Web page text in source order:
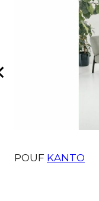
POUF KANTO